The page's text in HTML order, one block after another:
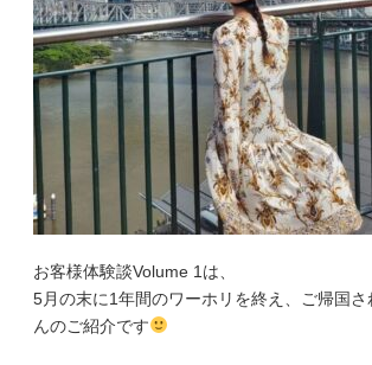
お客様体験談Volume 1は、
5月の末に1年間のワーホリを終え、ご帰国さ
んのご紹介です